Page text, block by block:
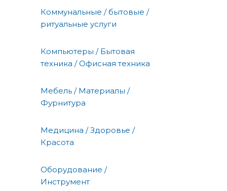
Коммунальные / бытовые /
ритуальные услуги
Компьютеры / Бытовая
техника / Офисная техника
Мебель / Материалы /
Фурнитура
Медицина / Здоровье /
Красота
Оборудование /
Инструмент